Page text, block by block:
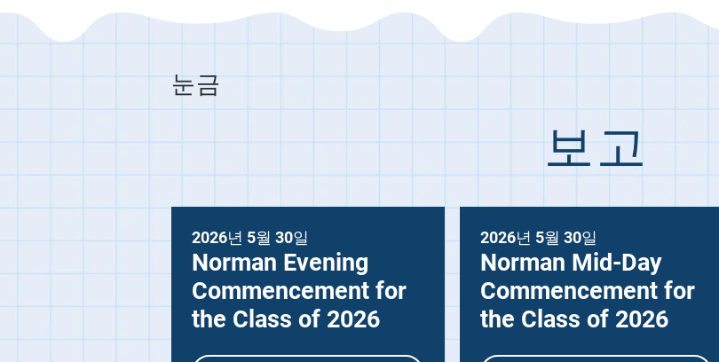
눈금
보고
2026년 5월 30일
Norman Evening
Commencement for
the Class of 2026
2026년 5월 30일
Norman Mid-Day
Commencement for
the Class of 2026